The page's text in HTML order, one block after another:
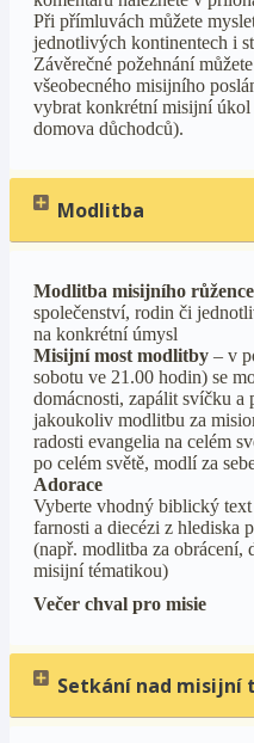
Při přímluvách můžete
jednotlivých kontinentech i
Závěrečné požehnání
všeobecného misijního
vybrat konkrétní misijní úkol
domova důchodců).
Modlitba
Modlitba misijního růžence
společenství, rodin či
na konkrétní úmysl
Misijní most modlitby – v
sobotu ve 21.00 hodin) se
domácnosti, zapálit svíčku a
jakoukoliv modlitbu za
radosti evangelia na celém
po celém světě, modlí za
Adorace
Vyberte vhodný biblický
farnosti a diecézi z hlediska
(např. modlitba za
misijní tématikou)
Večer chval pro misie
Setkání nad misijní